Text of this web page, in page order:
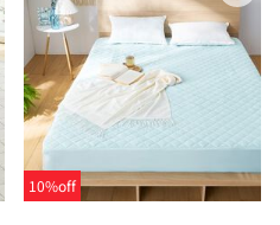
10%off